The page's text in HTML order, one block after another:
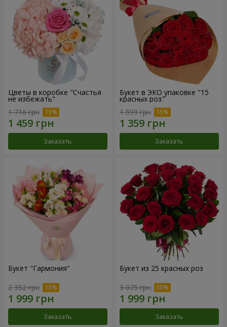
Цветы в коробке "Счастья
не избежать"
1 716 грн
Заказать
Букет в ЭКО упаковке "15
красных роз"
1 599 грн
Заказать
Букет "Гармония"
2 352 грн
Заказать
Букет из 25 красных роз
3 075 грн
Заказать